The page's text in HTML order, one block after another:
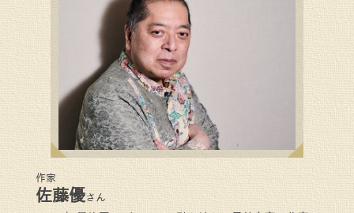
作家
佐藤優さん